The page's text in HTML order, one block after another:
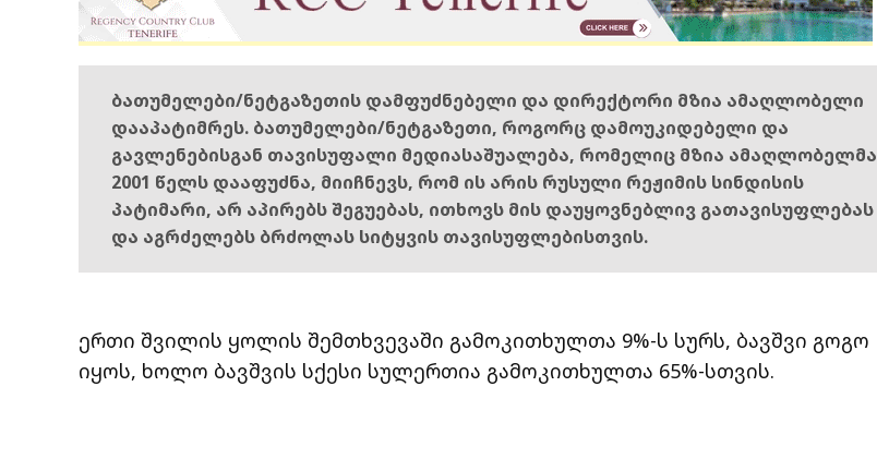
ბათუმელები/ნეტგაზეთის დამფუძნებელი და დირექტორი მზია ამაღლობელი
დააპატიმრეს. ბათუმელები/ნეტგაზეთი, როგორც დამოუკიდებელი და
გავლენებისგან თავისუფალი მედიასაშუალება, რომელიც მზია ამაღლობელმა
2001 წელს დააფუძნა, მიიჩნევს, რომ ის არის რუსული რეჟიმის სინდისის
პატიმარი, არ აპირებს შეგუებას, ითხოვს მის დაუყოვნებლივ გათავისუფლებას
და აგრძელებს ბრძოლას სიტყვის თავისუფლებისთვის.
ერთი შვილის ყოლის შემთხვევაში გამოკითხულთა 9%-ს სურს, ბავშვი გოგო
იყოს, ხოლო ბავშვის სქესი სულერთია გამოკითხულთა 65%-სთვის.